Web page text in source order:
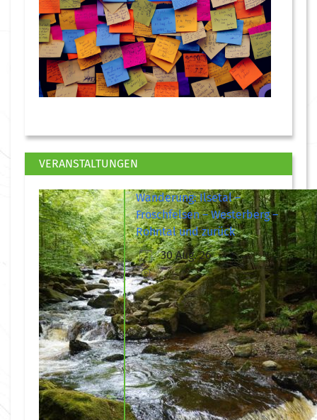
VERANSTALTUNGEN
Wanderung: Ilsetal –
Froschfelsen – Westerberg –
Rohntal und zurück
30 Aug. 26